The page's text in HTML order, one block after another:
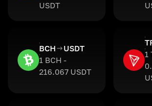
USDT
BCH
USDT
1 BCH -
216.067 USDT
1